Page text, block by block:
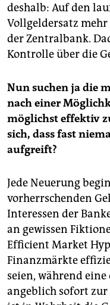
deshalb: Auf den
Vollgeldersatz
der Zentralbank.
Kontrolle über die
Nun suchen ja die
nach einer
möglichst effektiv
sich, dass fast
aufgreift?
Jede Neuerung
vorherrschenden
Interessen der
an gewissen
Efficient Market
Finanzmärkte
seien, während
angeblich sofort